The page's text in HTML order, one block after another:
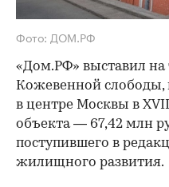
Фото: ДОМ.РФ
«Дом.РФ» выставил на
Кожевенной слободы,
в центре Москвы в
объекта — 67,42 млн
поступившего в
жилищного развития.